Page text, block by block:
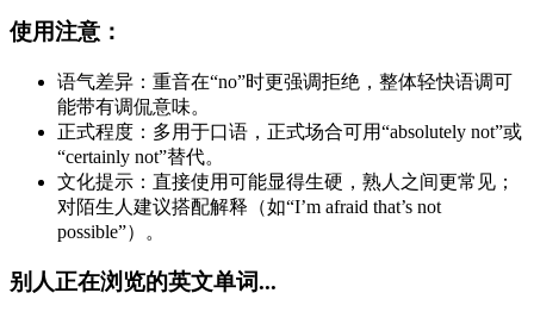
使用注意：
语气差异：重音在“no”时更强调拒绝，整体轻快语调可
能带有调侃意味。
正式程度：多用于口语，正式场合可用“absolutely not”或
“certainly not”替代。
文化提示：直接使用可能显得生硬，熟人之间更常见；
对陌生人建议搭配解释（如“I’m afraid that’s not
possible”）。
别人正在浏览的英文单词...